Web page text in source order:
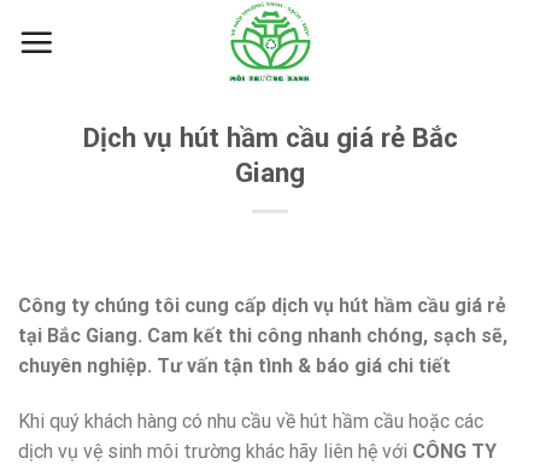
Dịch vụ hút hầm cầu giá rẻ Bắc
Giang
Công ty chúng tôi cung cấp dịch vụ hút hầm cầu giá rẻ
tại Bắc Giang. Cam kết thi công nhanh chóng, sạch sẽ,
chuyên nghiệp. Tư vấn tận tình & báo giá chi tiết
Khi quý khách hàng có nhu cầu về hút hầm cầu hoặc các
dịch vụ vệ sinh môi trường khác hãy liên hệ với CÔNG TY